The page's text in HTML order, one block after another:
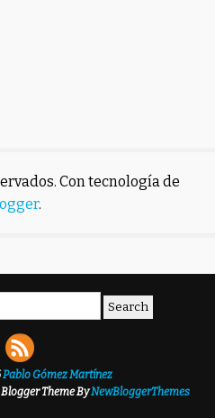
Con tecnología de
.
Pablo Gómez Martínez
Theme ByNewBloggerThemes